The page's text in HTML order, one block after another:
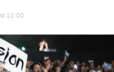
12:00